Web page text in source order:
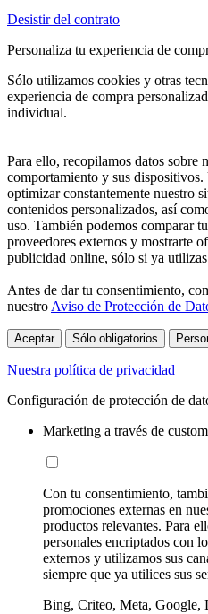
Desistir del contrato
Personaliza tu experiencia de
Sólo utilizamos cookies y otras
experiencia de compra
individual.
Para ello, recopilamos datos sobre
comportamiento y sus dispositivos.
optimizar constantemente nuestro
contenidos personalizados, así
uso. También podemos comparar
proveedores externos y mostrarte
publicidad online, sólo si ya
Antes de dar tu consentimiento,
nuestro Aviso de Protección de
Aceptar Sólo obligatorios
Nuestra política de privacidad
Configuración de protección de
Marketing a través de
Con tu consentimiento,
promociones externas en
productos relevantes. Para
personales encriptados con
externos y utilizamos sus
siempre que ya utilices sus
Bing, Criteo, Meta, Google,